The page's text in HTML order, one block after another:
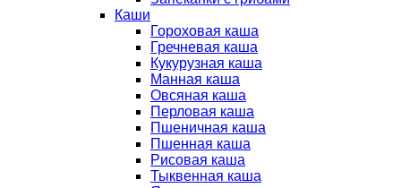
Каши
Гороховая каша
Гречневая каша
Кукурузная каша
Манная каша
Овсяная каша
Перловая каша
Пшеничная каша
Пшенная каша
Рисовая каша
Тыквенная каша